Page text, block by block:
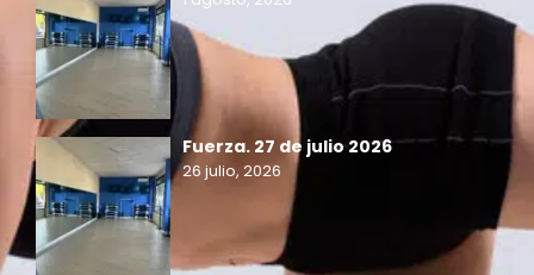
Fuerza. 27 de julio 2026
26 julio, 2026